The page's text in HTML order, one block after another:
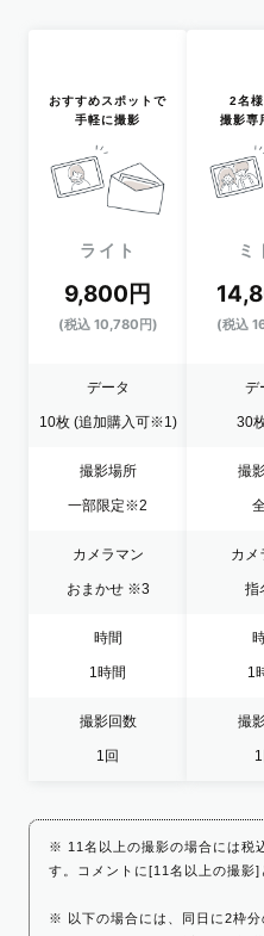
おすすめスポットで
手軽に撮影
ライト
9,800円
(税込 10,780円)
データ
10枚 (追加購入可※1)
撮影場所
一部限定※2
カメラマン
おまかせ ※3
時間
1時間
撮影回数
1回
2名
撮影専
ミ
(税込
デ
30
撮
カメ
指
1
撮
※ 11名以上の撮影の場合には税
す。コメントに[11名以上の撮影]
※ 以下の場合には、同日に2枠分